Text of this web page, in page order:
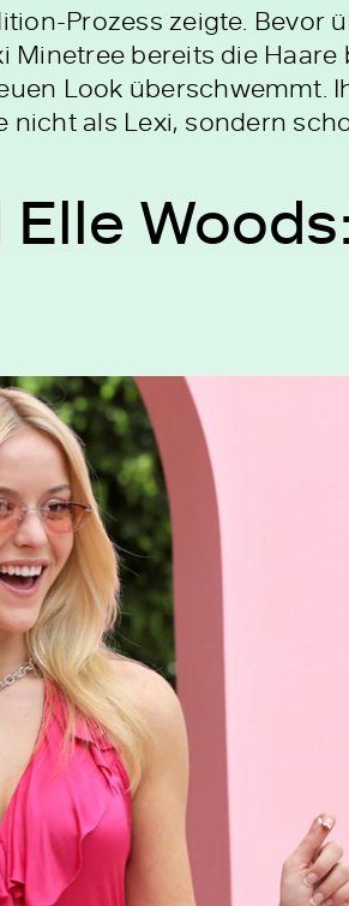
Prozess zeigte. Bevor
bereits die
Look überschwemmt.
als Lexi, sondern